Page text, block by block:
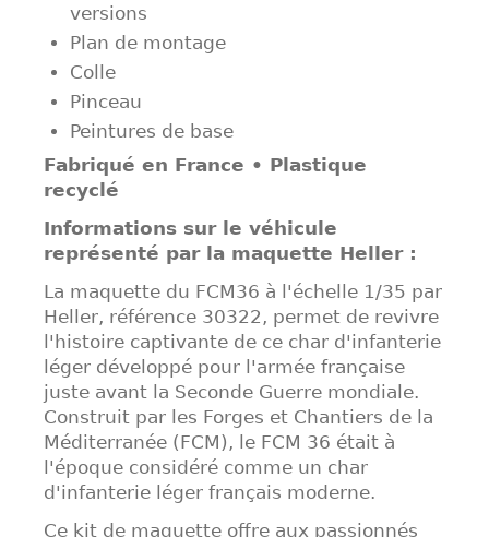
versions
Plan de montage
Colle
Pinceau
Peintures de base
Fabriqué en France • Plastique
recyclé
Informations sur le véhicule
représenté par la maquette Heller :
La maquette du FCM36 à l'échelle 1/35 par
Heller, référence 30322, permet de revivre
l'histoire captivante de ce char d'infanterie
léger développé pour l'armée française
juste avant la Seconde Guerre mondiale.
Construit par les Forges et Chantiers de la
Méditerranée (FCM), le FCM 36 était à
l'époque considéré comme un char
d'infanterie léger français moderne.
Ce kit de maquette offre aux passionnés